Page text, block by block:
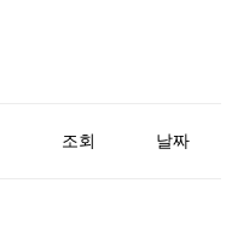
조회 날짜